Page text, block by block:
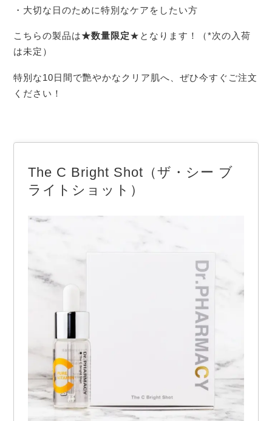
・大切な日のために特別なケアをしたい方
こちらの製品は★数量限定★となります！（*次の入荷
は未定）
特別な10日間で艷やかなクリア肌へ、ぜひ今すぐご注文
ください！
The C Bright Shot（ザ・シー ブ
ライトショット）